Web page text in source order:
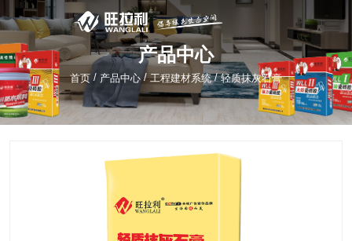
产品中心
首页 / 产品中心 /工程建材系统 /轻质抹灰石膏